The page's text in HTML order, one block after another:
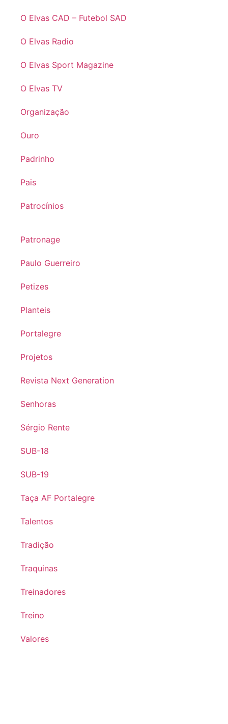
O Elvas CAD – Futebol SAD
O Elvas Radio
O Elvas Sport Magazine
O Elvas TV
Organização
Ouro
Padrinho
Pais
Patrocínios
Patronage
Paulo Guerreiro
Petizes
Planteis
Portalegre
Projetos
Revista Next Generation
Senhoras
Sérgio Rente
SUB-18
SUB-19
Taça AF Portalegre
Talentos
Tradição
Traquinas
Treinadores
Treino
Valores